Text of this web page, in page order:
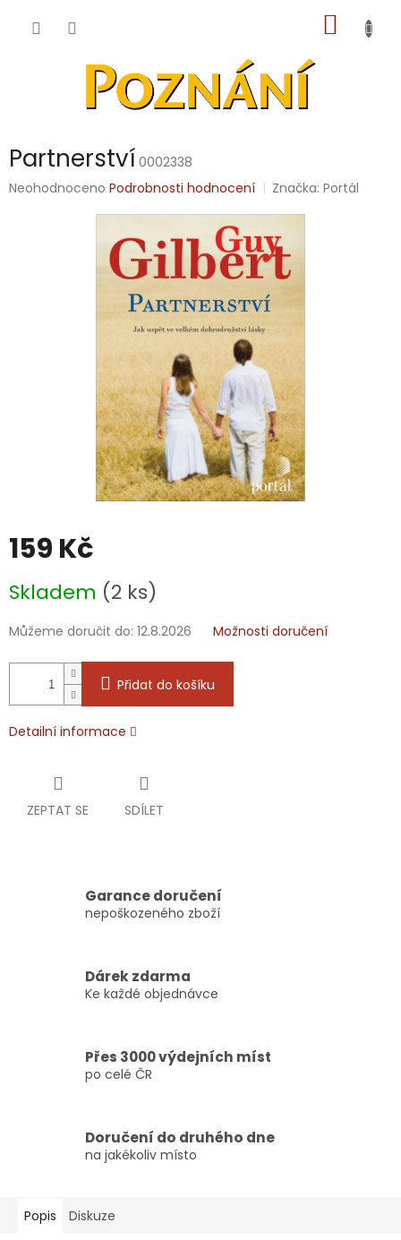
KOŠÍK
Partnerství 0002338
Průměrné
Neohodnoceno Podrobnosti hodnocení Značka:Portál
159 Kč
cena:
Skladem (2 ks)
Můžeme doručit do: 12.8.2026 Možnosti doručení
Přidat do košíku
Detailní informace
ZEPTAT SE SDÍLET
Garance doručení
nepoškozeného zboží
Dárek zdarma
Ke každé objednávce
Přes 3000 výdejních míst
po celé ČR
Doručení do druhého dne
na jakékoliv místo
Popis Diskuze